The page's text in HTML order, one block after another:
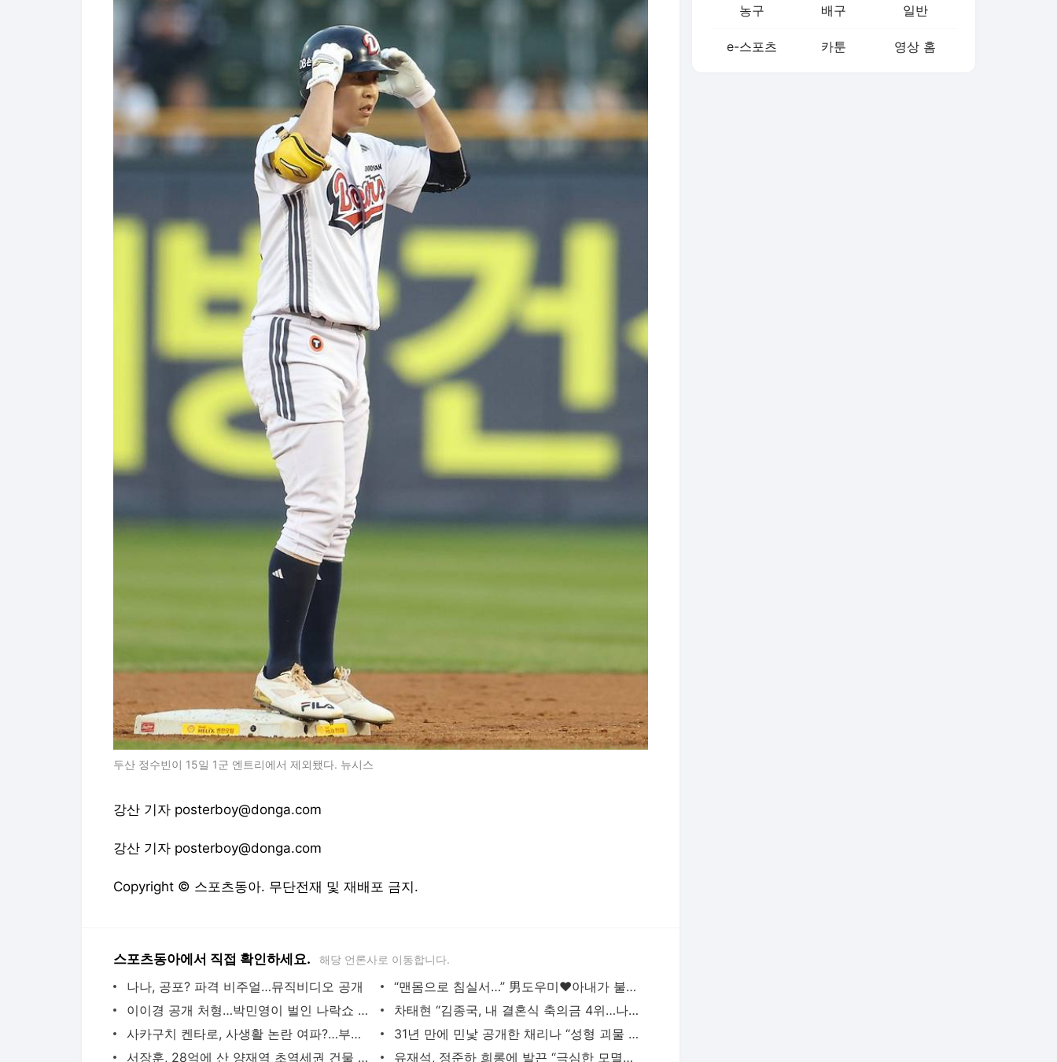
두산 정수빈이 15일 1군 엔트리에서 제외됐다. 뉴시스
강산 기자 posterboy@donga.com
강산 기자 posterboy@donga.com
Copyright © 스포츠동아. 무단전재 및 재배포 금지.
스포츠동아에서 직접 확인하세요. 해당 언론사로 이동합니다.
나나, 공포? 파격 비주얼…뮤직비디오 공개
“맨몸으로 침실서…” 男도우미♥아내가 불륜? (영업비밀)
이이경 공개 처형…박민영이 벌인 나락쇼 성공 (컨피던스맨 KR)[TV종합]
차태현 “김종국, 내 결혼식 축의금 4위…나도 그 정도”
사카구치 켄타로, 사생활 논란 여파?…부국제 기자간담회 취소
31년 만에 민낯 공개한 채리나 “성형 괴물 악플 상처” (터치미)
서장훈, 28억에 산 양재역 초역세권 건물 450억에 내놨다
유재석, 정준하 희롱에 발끈 “극심한 모멸감”…소송 선언 (놀뭐)
농구 배구 일반
e-스포츠 카툰 영상 홈